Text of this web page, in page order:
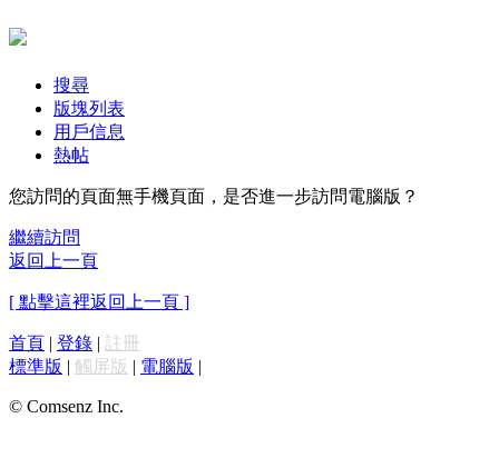
搜尋
版塊列表
用戶信息
熱帖
您訪問的頁面無手機頁面，是否進一步訪問電腦版？
繼續訪問
返回上一頁
[ 點擊這裡返回上一頁 ]
首頁 | 登錄 | 註冊
標準版 | 觸屏版 | 電腦版 |
© Comsenz Inc.